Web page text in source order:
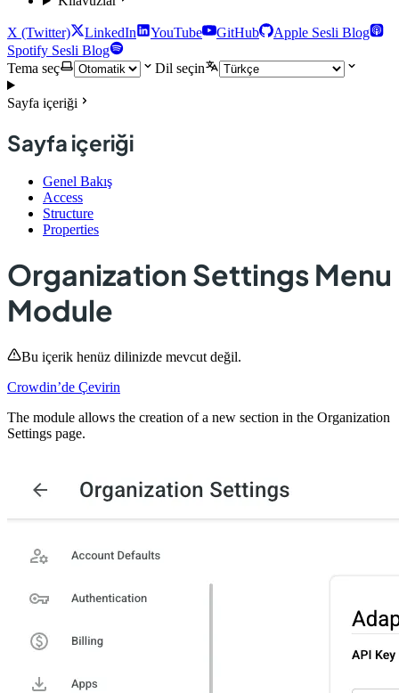
X (Twitter) LinkedIn YouTube GitHub
Apple Sesli Blog
Spotify Sesli Blog
Tema seç
Dil seçin
Sayfa içeriği
Sayfa içeriği
Genel Bakış
Access
Structure
Properties
Organization Settings Menu
Module
Bu içerik henüz dilinizde mevcut değil.
Crowdin’de Çevirin
The module allows the creation of a new section in the Organization
Settings page.